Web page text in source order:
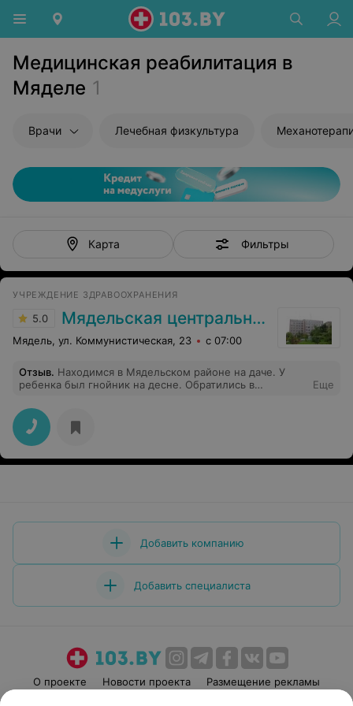
Медицинская реабилитация в
Мяделе 1
Врачи Лечебная физкультура
Карта Фильтры
УЧРЕЖДЕНИЕ ЗДРАВООХРАНЕНИЯ
5.0 Мядельская центральная районная больница
Мядель, ул. Коммунистическая, 23 с 07:00
Отзыв. Находимся в Мядельском районе на даче. У
ребенка был гнойник на десне. Обратились в
Стоматолог быстро обработала десну, дала
рекомендации. Спасибо за оперативность и
вежливость!
Еще
Добавить компанию
Добавить специалиста
О проекте Новости проекта
Размещение рекламы